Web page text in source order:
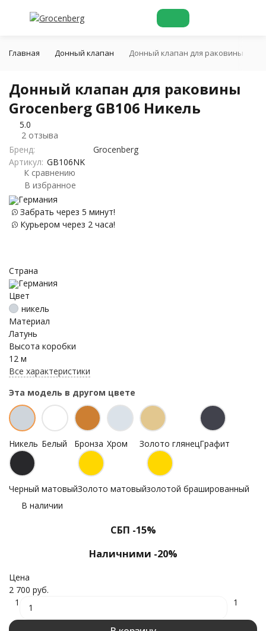
Главная Донный клапан Донный клапан для раковины
Донный клапан для раковины
Grocenberg GB106 Никель
5.0
2 отзыва
Бренд:
Grocenberg
Артикул: GB106NK
К сравнению
В избранное
Германия
Забрать через 5 минут!
Курьером через 2 часа!
Страна
Германия
Цвет
никель
Материал
Латунь
Высота коробки
12 м
Все характеристики
Эта модель в другом цвете
Никель Белый Бронза Хром Золото глянецГрафит
Черный матовыйЗолото матовыйзолотой брашированный
В наличии
СБП -15%
Наличними -20%
Цена
2 700 руб.
1
1